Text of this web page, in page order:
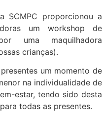
SCMPC proporcionou a
um workshop de
uma maquilhadora
crianças).
um momento de
na individualidade de
estar, tendo sido desta
todas as presentes.